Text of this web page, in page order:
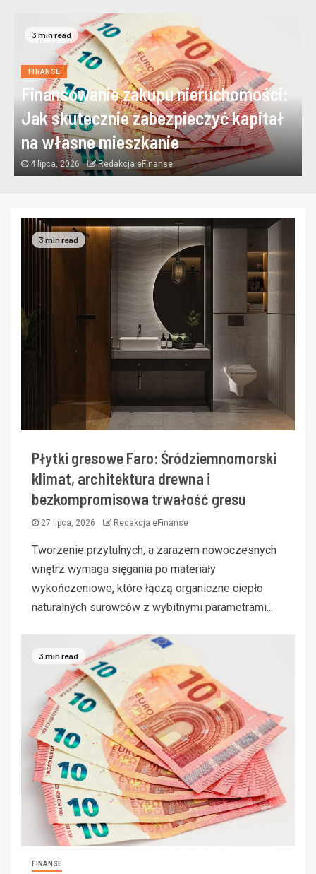
3 min read
FINANSE
Finansowanie zakupu nieruchomości:
Jak skutecznie zabezpieczyć kapitał
na własne mieszkanie
4 lipca, 2026 Redakcja eFinanse
3 min read
Płytki gresowe Faro: Śródziemnomorski
klimat, architektura drewna i
bezkompromisowa trwałość gresu
27 lipca, 2026 Redakcja eFinanse
Tworzenie przytulnych, a zarazem nowoczesnych
wnętrz wymaga sięgania po materiały
wykończeniowe, które łączą organiczne ciepło
naturalnych surowców z wybitnymi parametrami...
3 min read
FINANSE